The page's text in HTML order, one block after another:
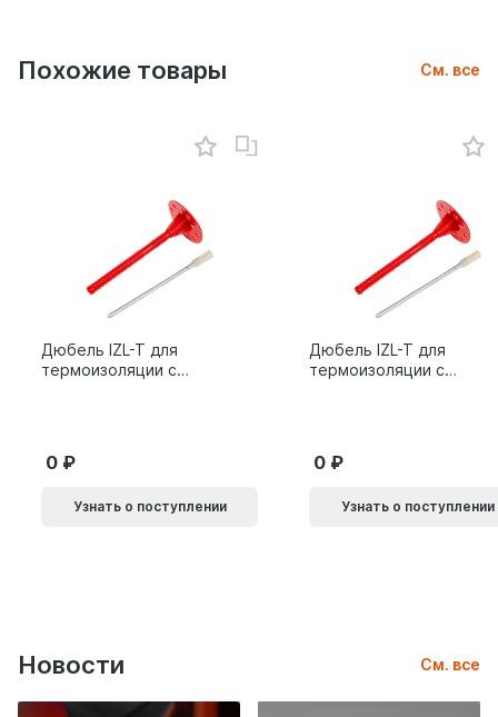
Похожие товары См. все
Дюбель IZL-T для
термоизоляции с
0
Узнать о поступлении
Дюбель IZL-T для
термоизоляции с
0
Узнать о поступлении
Новости См. все